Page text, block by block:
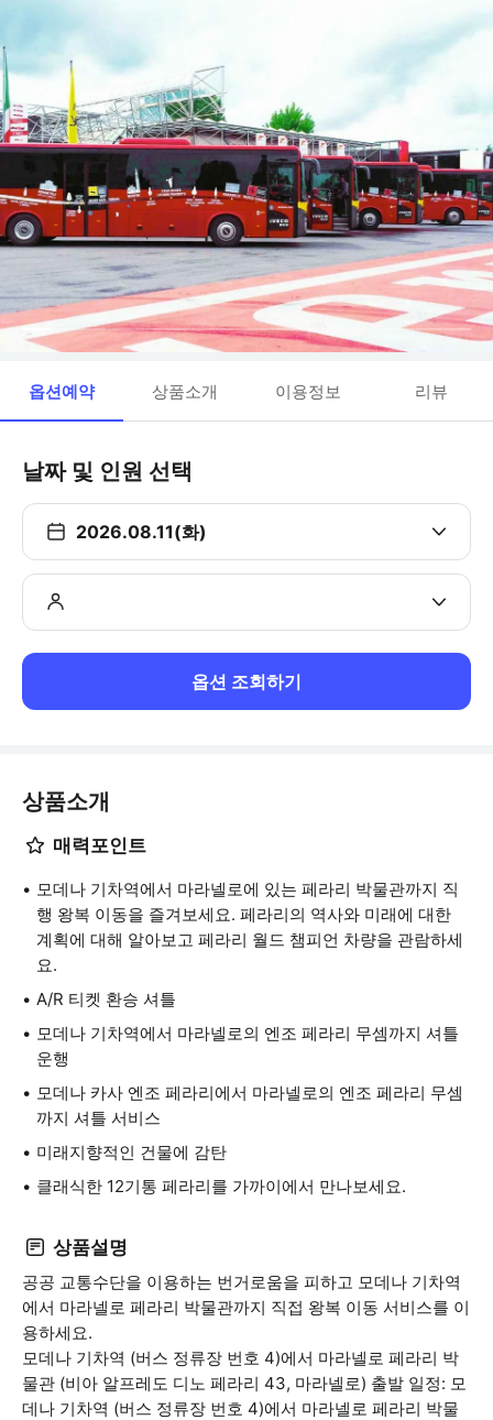
옵션예약 상품소개 이용정보 리뷰
날짜 및 인원 선택
2026.08.11(화)
옵션 조회하기
상품소개
매력포인트
모데나 기차역에서 마라넬로에 있는 페라리 박물관까지 직
행 왕복 이동을 즐겨보세요. 페라리의 역사와 미래에 대한
계획에 대해 알아보고 페라리 월드 챔피언 차량을 관람하세
요.
A/R 티켓 환승 셔틀
모데나 기차역에서 마라넬로의 엔조 페라리 무셈까지 셔틀
운행
모데나 카사 엔조 페라리에서 마라넬로의 엔조 페라리 무셈
까지 셔틀 서비스
미래지향적인 건물에 감탄
클래식한 12기통 페라리를 가까이에서 만나보세요.
상품설명
공공 교통수단을 이용하는 번거로움을 피하고 모데나 기차역
에서 마라넬로 페라리 박물관까지 직접 왕복 이동 서비스를 이
용하세요.
모데나 기차역 (버스 정류장 번호 4)에서 마라넬로 페라리 박
물관 (비아 알프레도 디노 페라리 43, 마라넬로) 출발 일정: 모
데나 기차역 (버스 정류장 번호 4)에서 마라넬로 페라리 박물